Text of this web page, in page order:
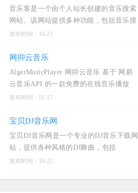
音乐客是一个由个人站长创建的音乐搜索
网站。该网站提供多种功能，包括音乐搜
索、播放、下载、歌词同步显示以及个人
音乐资源，覆盖了各种
发布时间：10-22
网抑云音乐
AlgerMusicPlayer 网抑云音乐 基于 网易
云音乐API 的一款免费的在线音乐播放
器，支持在线播放、歌词显示、音乐下载
地享受音乐。AlgerMusi
发布时间：01-17
宝贝DJ音乐网
宝贝DJ音乐网是一个专业的DJ音乐下载网
站，提供各种风格的DJ舞曲，包括
Electro, ProgHouse, VinaBounce等。该网
发布时间：10-22